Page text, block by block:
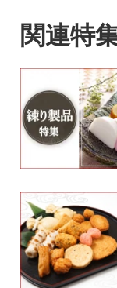
リプリ、魚の
まった逸品を
関連特